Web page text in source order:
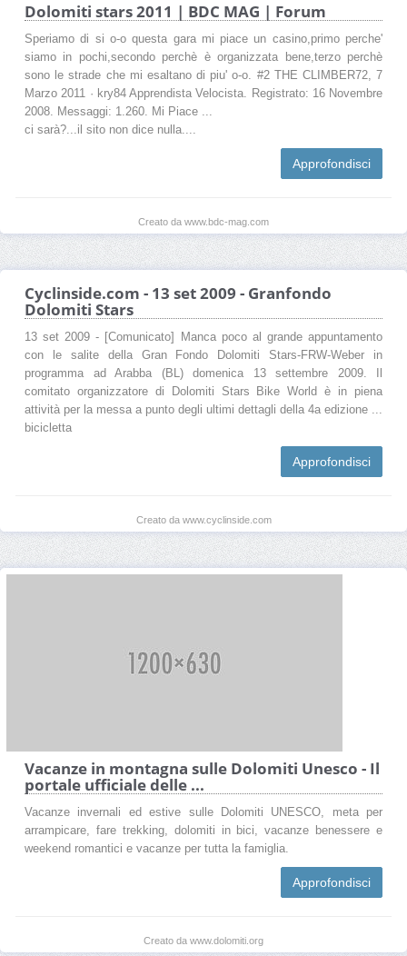
Dolomiti stars 2011 | BDC MAG | Forum
Speriamo di si o-o questa gara mi piace un casino,primo perche'
siamo in pochi,secondo perchè è organizzata bene,terzo perchè
sono le strade che mi esaltano di piu' o-o. #2 THE CLIMBER72, 7
Marzo 2011 · kry84 Apprendista Velocista. Registrato: 16 Novembre
2008. Messaggi: 1.260. Mi Piace ...
ci sarà?...il sito non dice nulla....
Approfondisci
Creato da www.bdc-mag.com
Cyclinside.com - 13 set 2009 - Granfondo
Dolomiti Stars
13 set 2009 - [Comunicato] Manca poco al grande appuntamento
con le salite della Gran Fondo Dolomiti Stars-FRW-Weber in
programma ad Arabba (BL) domenica 13 settembre 2009. Il
comitato organizzatore di Dolomiti Stars Bike World è in piena
attività per la messa a punto degli ultimi dettagli della 4a edizione ...
bicicletta
Approfondisci
Creato da www.cyclinside.com
Vacanze in montagna sulle Dolomiti Unesco - Il
portale ufficiale delle ...
Vacanze invernali ed estive sulle Dolomiti UNESCO, meta per
arrampicare, fare trekking, dolomiti in bici, vacanze benessere e
weekend romantici e vacanze per tutta la famiglia.
Approfondisci
Creato da www.dolomiti.org